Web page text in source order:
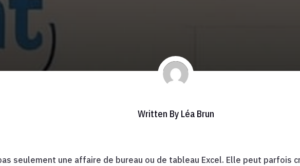
Written By Léa Brun
seulement une affaire de bureau ou de tableau Excel. Elle peut parfois